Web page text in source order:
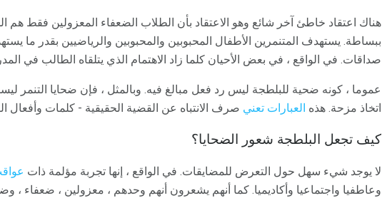
هناك اعتقاد خاطئ آخر شائع وهو الاعتقاد بأن الطلاب الضعفاء المعزولين فقط هم
ببساطة. يستهدف المتنمرين الأطفال المحبوبين والمحبوبين والرياضيين بقدر ما
صداقات. في الواقع ، في بعض الأحيان كلما زاد الاهتمام الذي يتلقاه الطالب في
عموما ، كونه ضحية للبلطجة ليس رد فعل مبالغ فيه. وبالمثل ، فإن ضحايا التنمر
اتخاذ مزحة. هذه العبارات تعني صرف الانتباه عن القضية الحقيقية - كلمات وأفعال
كيف تجعل البلطجة شعور الضحايا؟
لا يوجد شيء سهل حول التعرض للمضايقات. في الواقع ، إنها تجربة مؤلمة ذات
وعاطفيا واجتماعيا وأكاديميا. كما أنهم يشعرون أنهم وحدهم ، معزولين ، ضعفاء ،